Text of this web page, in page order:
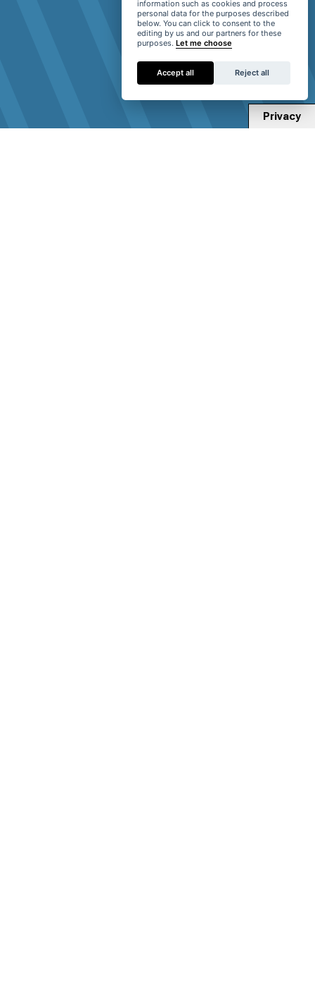
Privacy
information such as cookies and process
personal data for the purposes described
below. You can click to consent to the
editing by us and our partners for these
purposes.Let me choose
Accept all Reject all